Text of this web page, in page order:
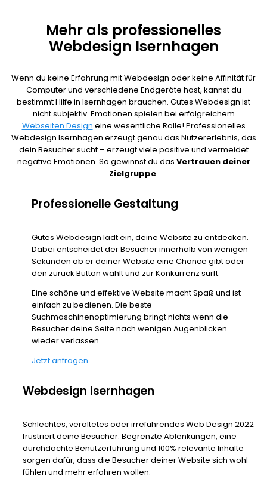
Mehr als professionelles
Webdesign Isernhagen
Wenn du keine Erfahrung mit Webdesign oder keine Affinität für
Computer und verschiedene Endgeräte hast, kannst du
bestimmt Hilfe in Isernhagen brauchen. Gutes Webdesign ist
nicht subjektiv. Emotionen spielen bei erfolgreichem
Webseiten Design eine wesentliche Rolle! Professionelles
Webdesign Isernhagen erzeugt genau das Nutzererlebnis, das
dein Besucher sucht – erzeugt viele positive und vermeidet
negative Emotionen. So gewinnst du das Vertrauen deiner
Zielgruppe.
Professionelle Gestaltung
Gutes Webdesign lädt ein, deine Website zu entdecken.
Dabei entscheidet der Besucher innerhalb von wenigen
Sekunden ob er deiner Website eine Chance gibt oder
den zurück Button wählt und zur Konkurrenz surft.
Eine schöne und effektive Website macht Spaß und ist
einfach zu bedienen. Die beste
Suchmaschinenoptimierung bringt nichts wenn die
Besucher deine Seite nach wenigen Augenblicken
wieder verlassen.
Jetzt anfragen
Webdesign Isernhagen
Schlechtes, veraltetes oder irreführendes Web Design 2022
frustriert deine Besucher. Begrenzte Ablenkungen, eine
durchdachte Benutzerführung und 100% relevante Inhalte
sorgen dafür, dass die Besucher deiner Website sich wohl
fühlen und mehr erfahren wollen.